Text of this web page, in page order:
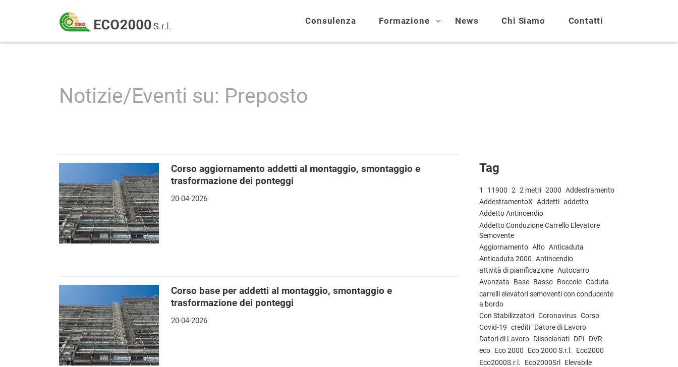
Eco
2000
Srl
Formazione
per
D.Lgs
81/08
Consulenza Formazione News Chi Siamo Contatti
Notizie/Eventi su: Preposto
Corso aggiornamento addetti al montaggio, smontaggio e
trasformazione dei ponteggi
20-04-2026
Corso base per addetti al montaggio, smontaggio e
trasformazione dei ponteggi
20-04-2026
Tag
1 11900 2 2 metri 2000 Addestramento
AddestramentoX Addetti addetto
Addetto Antincendio
Addetto Conduzione Carrello Elevatore
Semovente
Aggiornamento Alto Anticaduta
Anticaduta 2000 Antincendio
attività di pianificazione Autocarro
Avanzata
Base Basso Boccole Caduta
carrelli elevatori semoventi con conducente
a bordo
Con Stabilizzatori Coronavirus Corso
Covid-19 crediti Datore di Lavoro
Datori di Lavoro Diisocianati DPI
DVR
eco Eco 2000 Eco 2000 S.r.l.
Eco2000
Eco2000S.r.l.
Eco2000Srl Elevabile